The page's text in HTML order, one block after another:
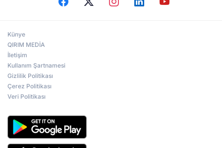
Künye
QIRIM MEDİA
İletişim
Kullanım Şartnamesi
Gizlilik Politikası
Çerez Politikası
Veri Politikası